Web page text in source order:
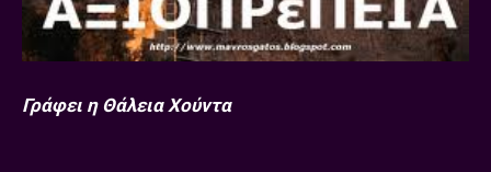
Γράφει η Θάλεια Χούντα